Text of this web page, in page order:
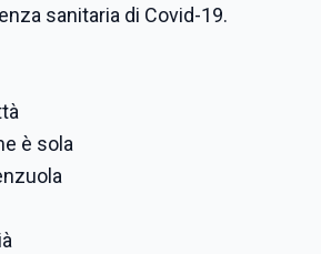
sanitaria di Covid-19.
è sola